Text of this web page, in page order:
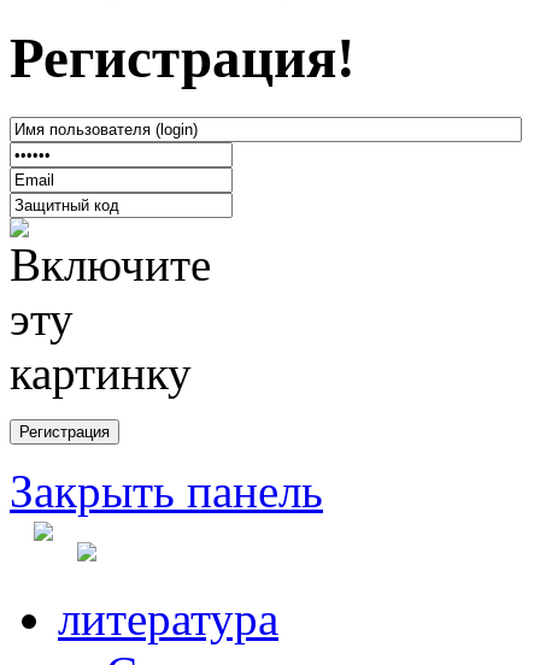
Регистрация!
Закрыть панель
литература